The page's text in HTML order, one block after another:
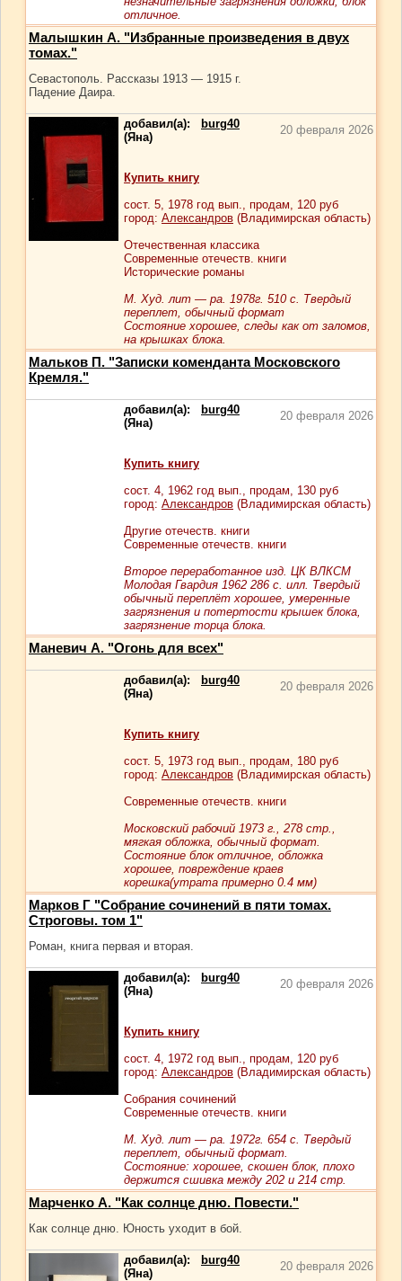
отличное.
Малышкин А. "Избранные произведения в двух
томах."
Севастополь. Рассказы 1913 — 1915 г.
Падение Даира.
добавил(а):
burg40
(Яна)
20 февраля 2026
Купить книгу
сост. 5, 1978 год вып., продам, 120 руб
город: Александров (Владимирская область)
Отечественная классика
Современные отечеств. книги
Исторические романы
М. Худ. лит — ра. 1978г. 510 с. Твердый
переплет, обычный формат
Состояние хорошее, следы как от заломов,
на крышках блока.
Мальков П. "Записки коменданта Московского
Кремля."
добавил(а):
burg40
(Яна)
20 февраля 2026
Купить книгу
сост. 4, 1962 год вып., продам, 130 руб
город: Александров (Владимирская область)
Другие отечеств. книги
Современные отечеств. книги
Второе переработанное изд. ЦК ВЛКСМ
Молодая Гвардия 1962 286 с. илл. Твердый
обычный переплёт хорошее, умеренные
загрязнения и потертости крышек блока,
загрязнение торца блока.
Маневич А. "Огонь для всех"
добавил(а):
burg40
(Яна)
20 февраля 2026
Купить книгу
сост. 5, 1973 год вып., продам, 180 руб
город: Александров (Владимирская область)
Современные отечеств. книги
Московский рабочий 1973 г., 278 стр.,
мягкая обложка, обычный формат.
Состояние блок отличное, обложка
хорошее, повреждение краев
корешка(утрата примерно 0.4 мм)
Марков Г "Собрание сочинений в пяти томах.
Строговы. том 1"
Роман, книга первая и вторая.
добавил(а):
burg40
(Яна)
20 февраля 2026
Купить книгу
сост. 4, 1972 год вып., продам, 120 руб
город: Александров (Владимирская область)
Собрания сочинений
Современные отечеств. книги
М. Худ. лит — ра. 1972г. 654 с. Твердый
переплет, обычный формат.
Cостояние: хорошее, скошен блок, плохо
держится сшивка между 202 и 214 стр.
Марченко А. "Как солнце дню. Повести."
Как солнце дню. Юность уходит в бой.
добавил(а):
burg40
(Яна)
20 февраля 2026